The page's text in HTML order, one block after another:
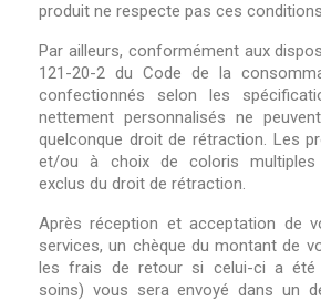
produit ne respecte pas ces
Par ailleurs, conformément aux
121-20-2 du Code de la
confectionnés selon les
nettement personnalisés ne
quelconque droit de rétraction. Les
et/ou à choix de coloris
exclus du droit de rétraction.
Après réception et acceptation de
services, un chèque du montant de
les frais de retour si celui-ci a été
soins) vous sera envoyé dans un